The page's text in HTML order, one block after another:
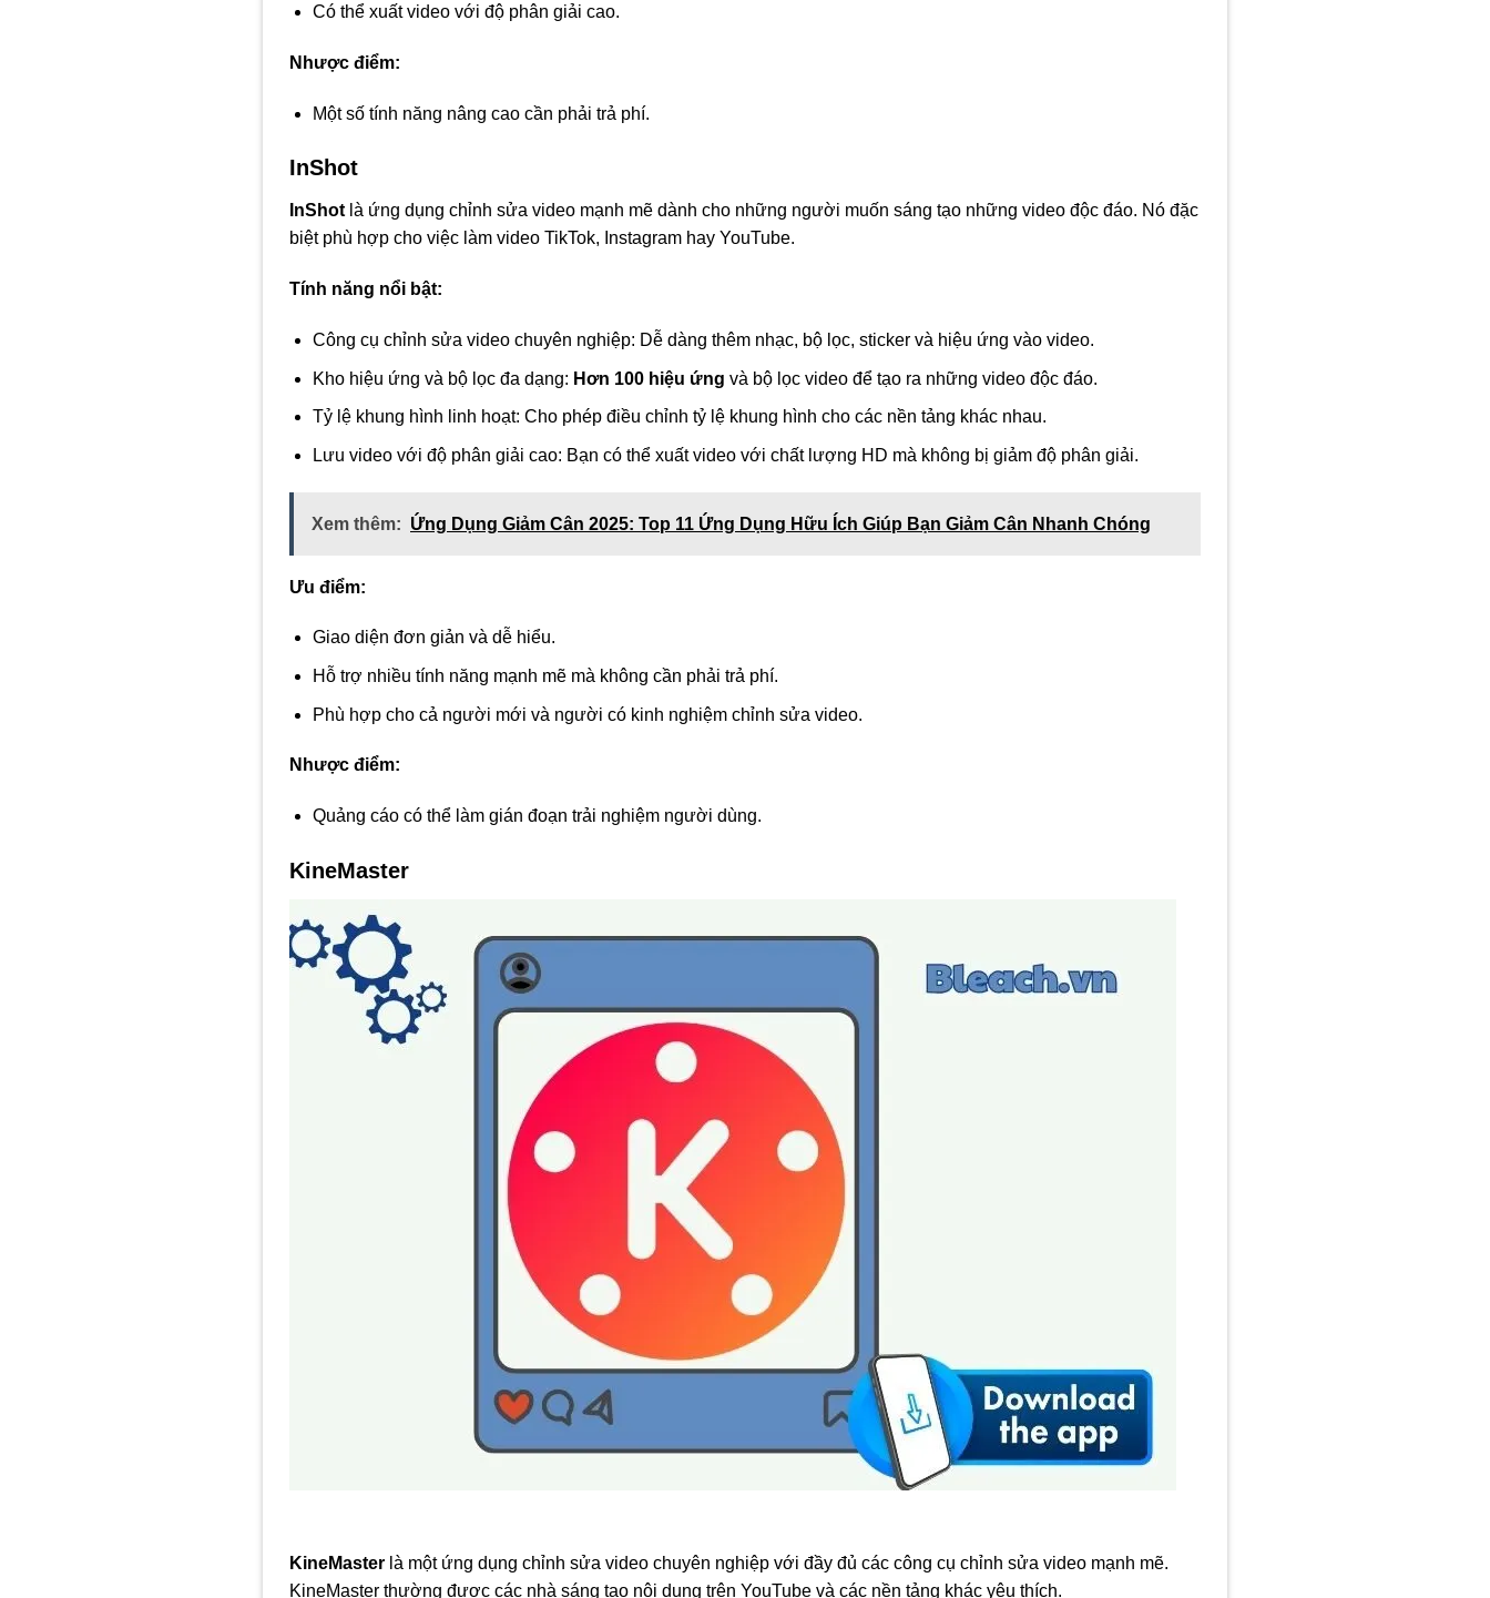
Có thể xuất video với độ phân giải cao.
Nhược điểm:
Một số tính năng nâng cao cần phải trả phí.
InShot
InShot là ứng dụng chỉnh sửa video mạnh mẽ dành cho những người muốn sáng tạo những video độc đáo. Nó đặc
biệt phù hợp cho việc làm video TikTok, Instagram hay YouTube.
Tính năng nổi bật:
Công cụ chỉnh sửa video chuyên nghiệp: Dễ dàng thêm nhạc, bộ lọc, sticker và hiệu ứng vào video.
Kho hiệu ứng và bộ lọc đa dạng: Hơn 100 hiệu ứng và bộ lọc video để tạo ra những video độc đáo.
Tỷ lệ khung hình linh hoạt: Cho phép điều chỉnh tỷ lệ khung hình cho các nền tảng khác nhau.
Lưu video với độ phân giải cao: Bạn có thể xuất video với chất lượng HD mà không bị giảm độ phân giải.
Xem thêm: Ứng Dụng Giảm Cân 2025: Top 11 Ứng Dụng Hữu Ích Giúp Bạn Giảm Cân Nhanh Chóng
Ưu điểm:
Giao diện đơn giản và dễ hiểu.
Hỗ trợ nhiều tính năng mạnh mẽ mà không cần phải trả phí.
Phù hợp cho cả người mới và người có kinh nghiệm chỉnh sửa video.
Nhược điểm:
Quảng cáo có thể làm gián đoạn trải nghiệm người dùng.
KineMaster
KineMaster là một ứng dụng chỉnh sửa video chuyên nghiệp với đầy đủ các công cụ chỉnh sửa video mạnh mẽ.
KineMaster thường được các nhà sáng tạo nội dung trên YouTube và các nền tảng khác yêu thích.